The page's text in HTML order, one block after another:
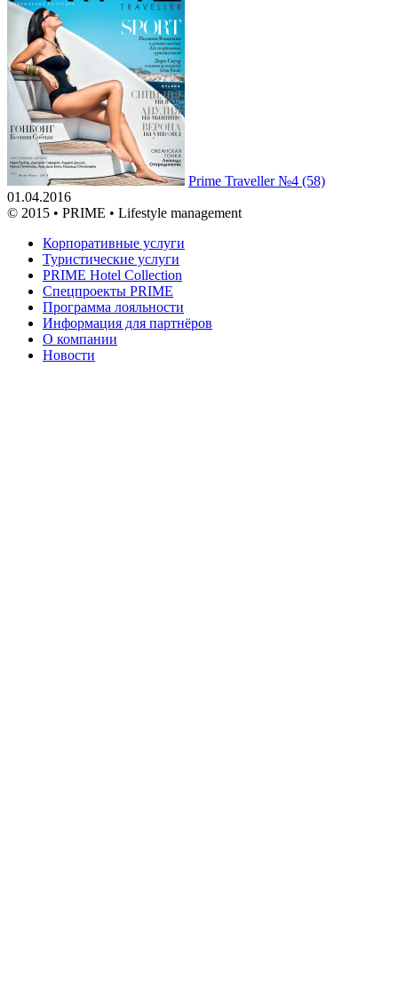
Prime Traveller №4 (58)
01.04.2016
© 2015 • PRIME • Lifestyle management
Корпоративные услуги
Туристические услуги
PRIME Hotel Collection
Спецпроекты PRIME
Программа лояльности
Информация для партнёров
О компании
Новости